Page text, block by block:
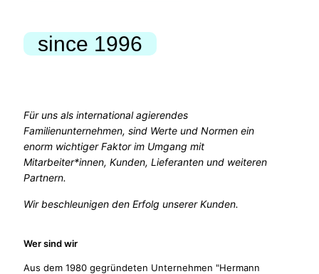
since 1996
Für uns als international agierendes
Familienunternehmen, sind Werte und Normen ein
enorm wichtiger Faktor im Umgang mit
Mitarbeiter*innen, Kunden, Lieferanten und weiteren
Partnern.
Wir beschleunigen den Erfolg unserer Kunden.
Wer sind wir
Aus dem 1980 gegründeten Unternehmen "Hermann